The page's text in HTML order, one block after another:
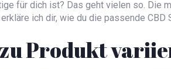
für dich ist? Das geht vielen so. Die
ich dir, wie du die passende CBD
Produkt